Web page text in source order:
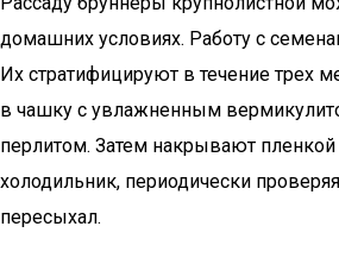
домашних условиях. Работу с
Их стратифицируют в течение трех
в чашку с увлажненным
перлитом. Затем накрывают
холодильник, периодически
пересыхал.